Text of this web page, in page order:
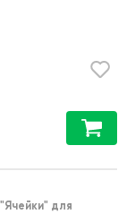
"Ячейки" для